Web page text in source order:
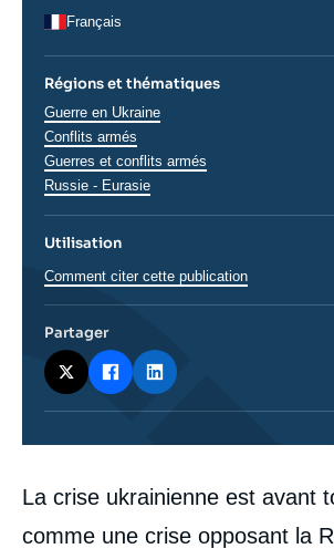
Corps
analyses
La crise ukrainienne est avant
comme une crise opposant la
Français
Régions et thématiques
Thématiques
analyses
Guerre en Ukraine
Conflits armés
Guerres et conflits armés
Régions
Russie - Eurasie
Utilisation
Comment citer cette publication
Partager